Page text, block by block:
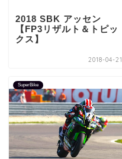
2018 SBK アッセン
【FP3リザルト＆トピッ
クス】
2018-04-21
SuperBike